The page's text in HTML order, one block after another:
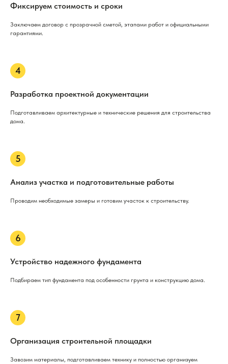
Фиксируем стоимость и сроки
Заключаем договор с прозрачной сметой, этапами работ и официальными
гарантиями.
Разработка проектной документации
Подготавливаем архитектурные и технические решения для строительства
дома.
Анализ участка и подготовительные работы
Проводим необходимые замеры и готовим участок к строительству.
Устройство надежного фундамента
Подбираем тип фундамента под особенности грунта и конструкцию дома.
Организация строительной площадки
Завозим материалы, подготавливаем технику и полностью организуем